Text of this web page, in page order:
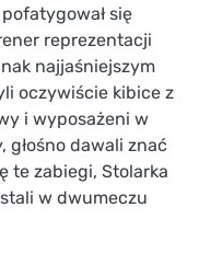
się
reprezentacji
najjaśniejszym
oczywiście kibice z
i wyposażeni w
głośno dawali znać
te zabiegi, Stolarka
w dwumeczu